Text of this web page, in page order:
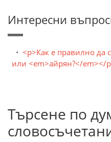
Интересни
<p>Как е правилно да
или <em>айрян?</em></
Търсене по